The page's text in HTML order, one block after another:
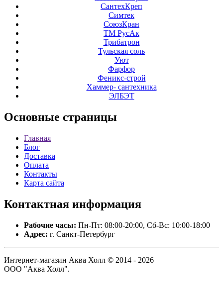
СантехКреп
Симтек
СоюзКран
ТМ РусАк
Трибатрон
Тульская соль
Уют
Фарфор
Феникс-строй
Хаммер- сантехника
ЭЛБЭТ
Основные страницы
Главная
Блог
Доставка
Оплата
Контакты
Карта сайта
Контактная информация
Рабочие часы: Пн-Пт: 08:00-20:00, Сб-Вс: 10:00-18:00
Адрес: г. Санкт-Петербург
Интернет-магазин Аква Холл © 2014 - 2026
ООО "Аква Холл".